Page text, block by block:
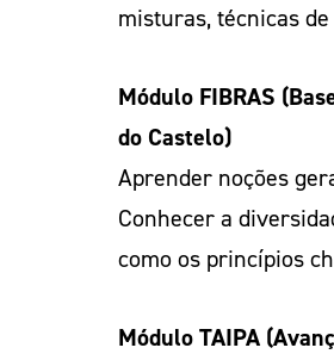
misturas, técnicas
Módulo FIBRAS
do Castelo)
Aprender noções
Conhecer a
como os princípios
Módulo TAIPA